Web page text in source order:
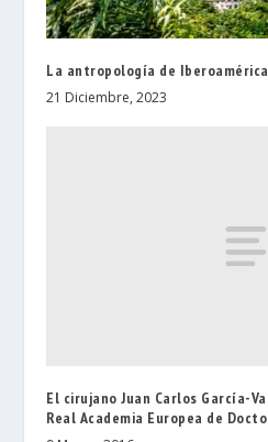
La antropología de
21 Diciembre, 2023
El cirujano Juan Carlos García-
Real Academia Europea de